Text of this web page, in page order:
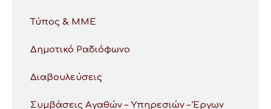
Τύπος & ΜΜΕ
Δημοτικό Ραδιόφωνο
Διαβουλεύσεις
Συμβάσεις Αγαθών – Υπηρεσιών – Έργων